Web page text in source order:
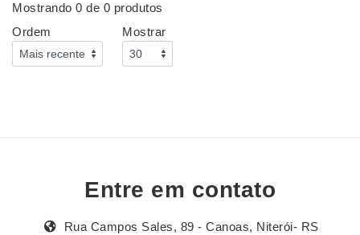
Mostrando 0 de 0 produtos
Ordem
Mostrar
Entre em contato
Rua Campos Sales, 89 - Canoas, Niterói- RS